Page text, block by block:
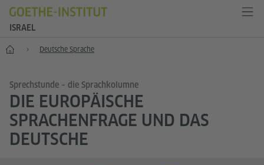
ISRAEL
Start Deutsche Sprache
Sprechstunde – die Sprachkolumne
DIE EUROPÄISCHE
SPRACHENFRAGE UND DAS
DEUTSCHE